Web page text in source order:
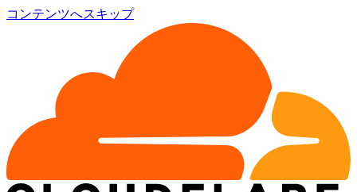
コンテンツへスキップ